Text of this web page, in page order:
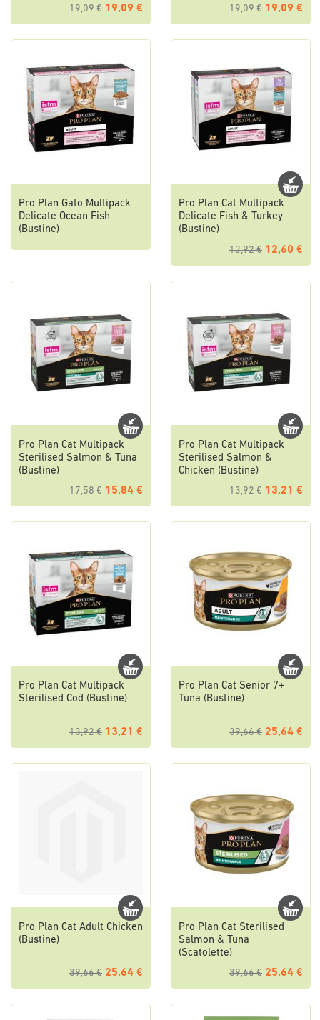
19,09 € 19,09 €
19,09 € 19,09 €
Pro Plan Gato Multipack
Delicate Ocean Fish
(Bustine)
Pro Plan Cat Multipack
Delicate Fish & Turkey
(Bustine)
13,92 € 12,60 €
Pro Plan Cat Multipack
Sterilised Salmon & Tuna
(Bustine)
17,58 € 15,84 €
Pro Plan Cat Multipack
Sterilised Salmon &
Chicken (Bustine)
13,92 € 13,21 €
Pro Plan Cat Multipack
Sterilised Cod (Bustine)
13,92 € 13,21 €
Pro Plan Cat Senior 7+
Tuna (Bustine)
39,66 € 25,64 €
Pro Plan Cat Adult Chicken
(Bustine)
39,66 € 25,64 €
Pro Plan Cat Sterilised
Salmon & Tuna
(Scatolette)
39,66 € 25,64 €